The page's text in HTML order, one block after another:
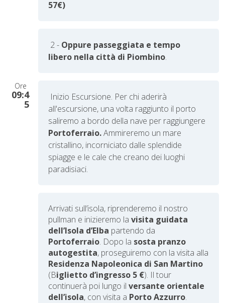
57€)
2 - Oppure passeggiata e tempo
libero nella città di Piombino.
Ore
09:4
5
Inizio Escursione. Per chi aderirà
all'escursione, una volta raggiunto il porto
saliremo a bordo della nave per raggiungere
Portoferraio.Ammireremo un mare
cristallino, incorniciato dalle splendide
spiagge e le cale che creano dei luoghi
paradisiaci.
Arrivati sull’isola, riprenderemo il nostro
pullman e inizieremo la visita guidata
dell’Isola d’Elba partendo da
Portoferraio. Dopo la sosta pranzo
autogestita, proseguiremo con la visita alla
Residenza Napoleonica di San Martino
(Biglietto d’ingresso 5 €). Il tour
continuerà poi lungo il versante orientale
dell’isola, con visita a Porto Azzurro.